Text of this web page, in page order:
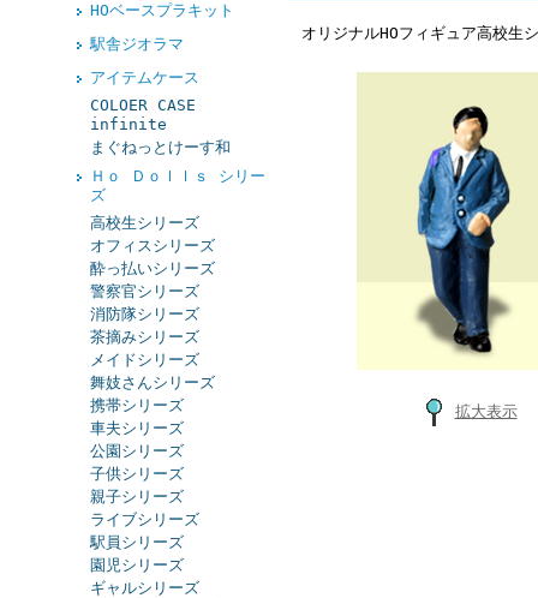
HOベースプラキット
駅舎ジオラマ
アイテムケース
COLOER CASE
infinite
まぐねっとけーす和
Ｈｏ Ｄｏｌｌｓ シリー
ズ
高校生シリーズ
オフィスシリーズ
酔っ払いシリーズ
警察官シリーズ
消防隊シリーズ
茶摘みシリーズ
メイドシリーズ
舞妓さんシリーズ
携帯シリーズ
車夫シリーズ
公園シリーズ
子供シリーズ
親子シリーズ
ライブシリーズ
駅員シリーズ
園児シリーズ
ギャルシリーズ
オリジナルHOフィギュア高校生
拡大表示